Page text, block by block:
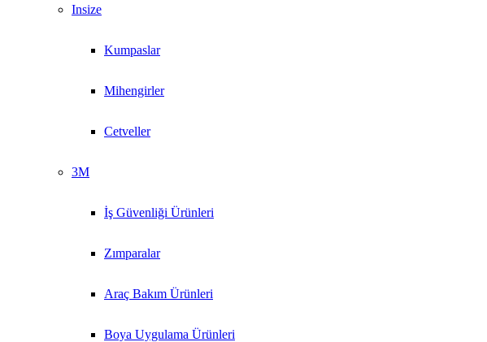
Insize
Kumpaslar
Mihengirler
Cetveller
3M
İş Güvenliği Ürünleri
Zımparalar
Araç Bakım Ürünleri
Boya Uygulama Ürünleri